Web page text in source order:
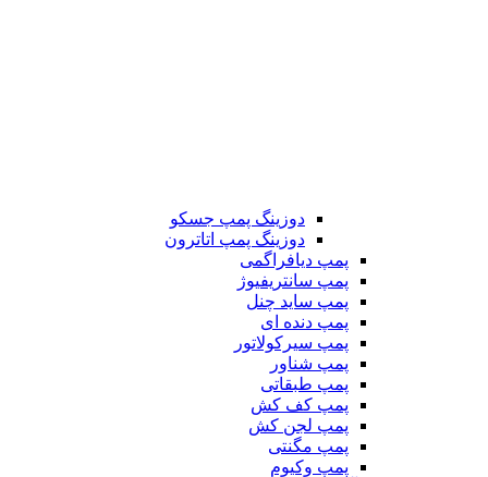
دوزینگ پمپ جسکو
دوزینگ پمپ اتاترون
پمپ دیافراگمی
پمپ سانتریفیوژ
پمپ ساید چنل
پمپ دنده ای
پمپ سیرکولاتور
پمپ شناور
پمپ طبقاتی
پمپ کف کش
پمپ لجن کش
پمپ مگنتی
پمپ وکیوم